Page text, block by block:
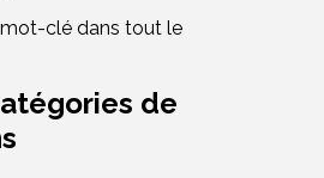
clé dans tout le
de